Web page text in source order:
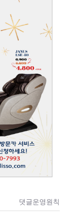
댓글운영원칙